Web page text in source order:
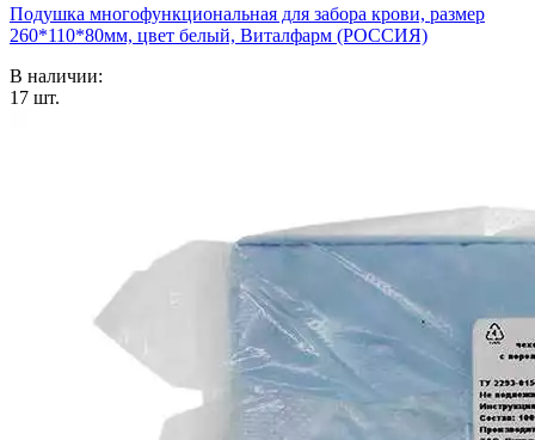
Подушка многофункциональная для забора крови, размер
260*110*80мм, цвет белый, Виталфарм (РОССИЯ)
В наличии:
17 шт.